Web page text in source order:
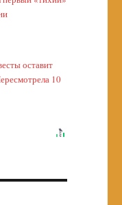
оставит
10